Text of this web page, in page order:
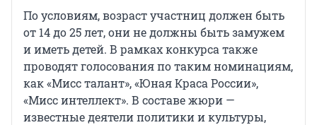
По условиям, возраст участниц должен быть
от 14 до 25 лет, они не должны быть замужем
и иметь детей. В рамках конкурса также
проводят голосования по таким номинациям,
как «Мисс талант», «Юная Краса России»,
«Мисс интеллект». В составе жюри —
известные деятели политики и культуры,